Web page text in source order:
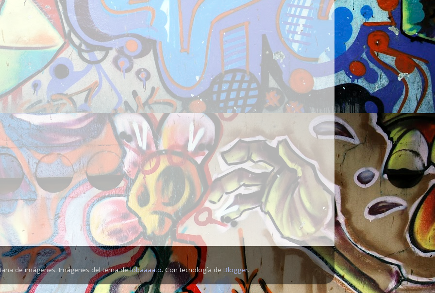
de imágenes. Imágenes del tema delobaaaato. Con tecnología de Blogger.